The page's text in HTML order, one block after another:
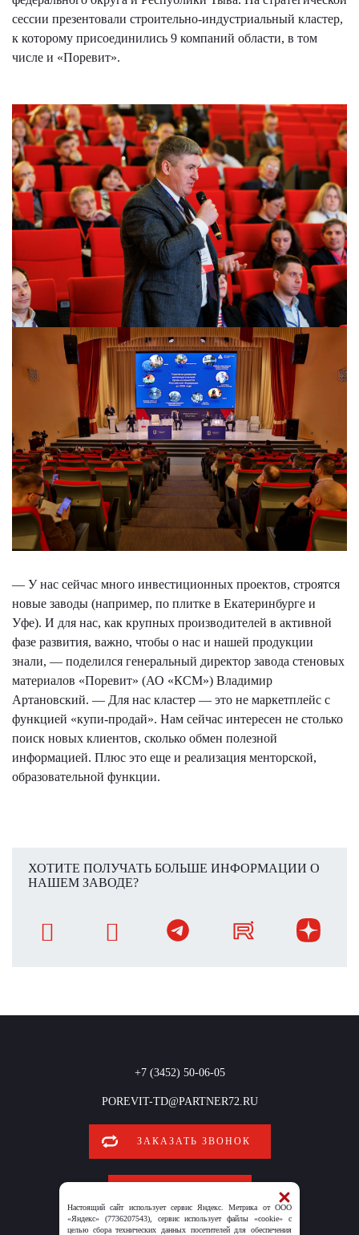
сессии презентовали строительно-индустриальный кластер,
к которому присоединились 9 компаний области, в том
числе и «Поревит».
— У нас сейчас много инвестиционных проектов, строятся
новые заводы (например, по плитке в Екатеринбурге и
Уфе). И для нас, как крупных производителей в активной
фазе развития, важно, чтобы о нас и нашей продукции
знали, — поделился генеральный директор завода стеновых
материалов «Поревит» (АО «КСМ») Владимир
Артановский. — Для нас кластер — это не маркетплейс с
функцией «купи-продай». Нам сейчас интересен не столько
поиск новых клиентов, сколько обмен полезной
информацией. Плюс это еще и реализация менторской,
образовательной функции.
ХОТИТЕ ПОЛУЧАТЬ БОЛЬШЕ ИНФОРМАЦИИ О
НАШЕМ ЗАВОДЕ?
+7 (3452) 50-06-05
POREVIT-TD@PARTNER72.RU
ЗАКАЗАТЬ ЗВОНОК
Настоящий сайт использует сервис Яндекс. Метрика от ООО
«Яндекс» (7736207543), сервис использует файлы «cookie» с
целью сбора технических данных посетителей для обеспечения